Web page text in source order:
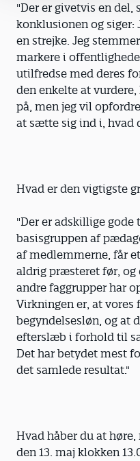
"Der er givetvis en del,
konklusionen og siger:
en strejke. Jeg
markere i
utilfredse med deres
den enkelte at
på, men jeg vil
at sætte sig ind i, hvad
Hvad er den vigtigste
"Der er adskillige gode
basisgruppen af
af medlemmerne, får
aldrig præsteret før, og
andre faggrupper har
Virkningen er, at vores
begyndelsesløn, og at
efterslæb i forhold til
Det har betydet mest
det samlede resultat."
Hvad håber du at
den 13. maj klokken